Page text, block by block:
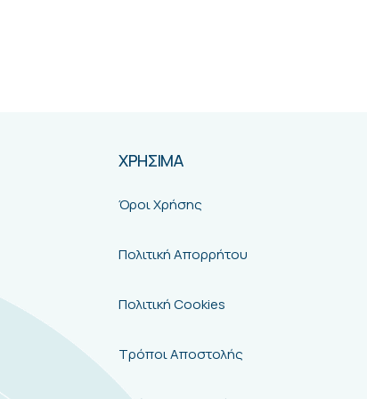
ΧΡΗΣΙΜΑ
Όροι Χρήσης
Πολιτική Απορρήτου
Πολιτική Cookies
Τρόποι Αποστολής